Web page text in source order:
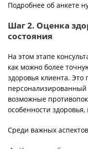
Подробнее об анкете
Шаг 2. Оценка
состояния
На этом этапе
как можно более
здоровья клиента. Это
возможные
особенности
Среди важных